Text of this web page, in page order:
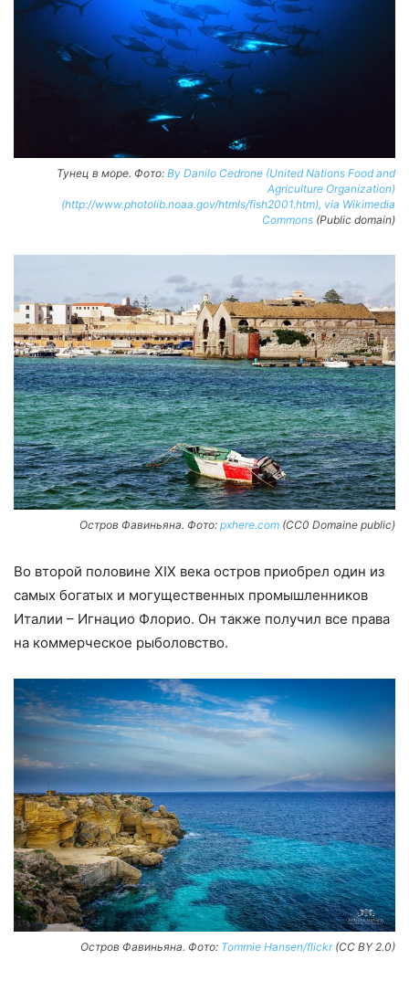
Тунец в море. Фото: By Danilo Cedrone (United Nations Food and
Agriculture Organization)
(http://www.photolib.noaa.gov/htmls/fish2001.htm), via Wikimedia
Commons (Public domain)
Остров Фавиньяна. Фото: pxhere.com (CC0 Domaine public)
Во второй половине XIX века остров приобрел один из
самых богатых и могущественных промышленников
Италии – Игнацио Флорио. Он также получил все права
на коммерческое рыболовство.
Остров Фавиньяна. Фото: Tommie Hansen/flickr(CC BY 2.0)